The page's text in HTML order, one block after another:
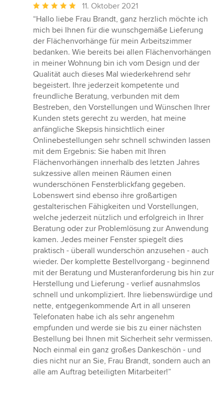
Durchschnittliche
Bewertung:
5
von
5
Sternen
11. Oktober 2021
“Hallo liebe Frau Brandt, ganz herzlich möchte ich
mich bei Ihnen für die wunschgemäße Lieferung
der Flächenvorhänge für mein Arbeitszimmer
bedanken. Wie bereits bei allen Flächenvorhängen
in meiner Wohnung bin ich vom Design und der
Qualität auch dieses Mal wiederkehrend sehr
begeistert. Ihre jederzeit kompetente und
freundliche Beratung, verbunden mit dem
Bestreben, den Vorstellungen und Wünschen Ihrer
Kunden stets gerecht zu werden, hat meine
anfängliche Skepsis hinsichtlich einer
Onlinebestellungen sehr schnell schwinden lassen
mit dem Ergebnis: Sie haben mit Ihren
Flächenvorhängen innerhalb des letzten Jahres
sukzessive allen meinen Räumen einen
wunderschönen Fensterblickfang gegeben.
Lobenswert sind ebenso ihre großartigen
gestalterischen Fähigkeiten und Vorstellungen,
welche jederzeit nützlich und erfolgreich in Ihrer
Beratung oder zur Problemlösung zur Anwendung
kamen. Jedes meiner Fenster spiegelt dies
praktisch - überall wunderschön anzusehen - auch
wieder. Der komplette Bestellvorgang - beginnend
mit der Beratung und Musteranforderung bis hin zur
Herstellung und Lieferung - verlief ausnahmslos
schnell und unkompliziert. Ihre liebenswürdige und
nette, entgegenkommende Art in all unseren
Telefonaten habe ich als sehr angenehm
empfunden und werde sie bis zu einer nächsten
Bestellung bei Ihnen mit Sicherheit sehr vermissen.
Noch einmal ein ganz großes Dankeschön - und
dies nicht nur an Sie, Frau Brandt, sondern auch an
alle am Auftrag beteiligten Mitarbeiter!”